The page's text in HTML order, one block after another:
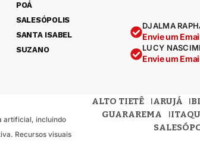
POÁ
SALESÓPOLIS
SANTA ISABEL
SUZANO
DJALMA
Envie um
LUCY
Envie um
artificial, incluindo
Recursos visuais
ALTO TIETÊ ARUJÁ
GUARAREMA